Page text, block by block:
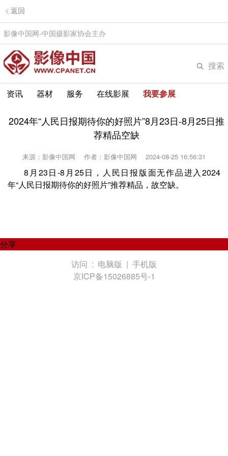
返回
影像中国网-中国摄影家协会主办
搜索
资讯 器材 服务 在线影展 我要参展
2024年“人民日报期待你的好照片”8月23日-8月25日推
荐精品空缺
来源：影像中国网 作者：影像中国网 2024-08-25 16:56:31
8月23日-8月25日，人民日报版面无作品进入2024
年“人民日报期待你的好照片”推荐精品，故空缺。
分享
访问 : 电脑版 | 手机版
京ICP备15026885号-1